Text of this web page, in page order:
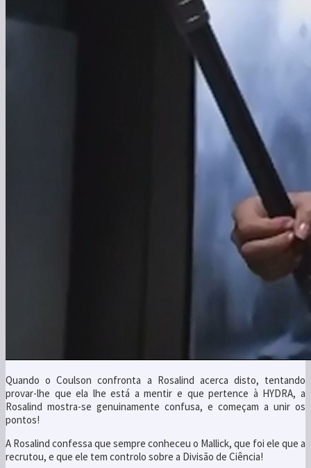
Quando o Coulson confronta a Rosalind acerca disto, tentando
provar-lhe que ela lhe está a mentir e que pertence à HYDRA, a
Rosalind mostra-se genuinamente confusa, e começam a unir os
pontos!
A Rosalind confessa que sempre conheceu o Mallick, que foi ele que a
recrutou, e que ele tem controlo sobre a Divisão de Ciência!